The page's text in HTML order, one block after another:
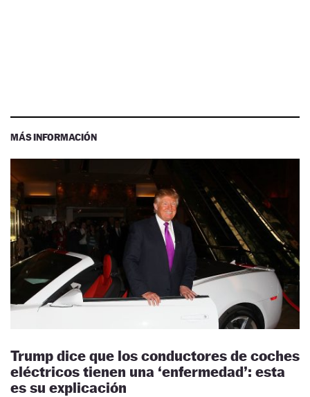
MÁS INFORMACIÓN
Trump dice que los conductores de coches
eléctricos tienen una ‘enfermedad’: esta
es su explicación